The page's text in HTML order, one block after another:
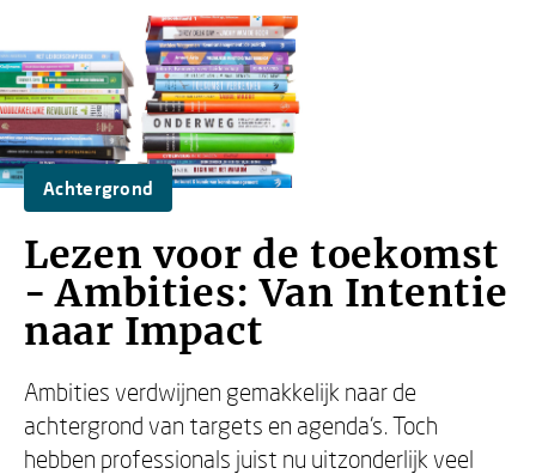
Achtergrond
Lezen voor de toekomst
- Ambities: Van Intentie
naar Impact
Ambities verdwijnen gemakkelijk naar de
achtergrond van targets en agenda’s. Toch
hebben professionals juist nu uitzonderlijk veel